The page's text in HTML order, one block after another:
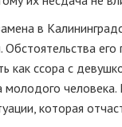
в
как ссора с
которая